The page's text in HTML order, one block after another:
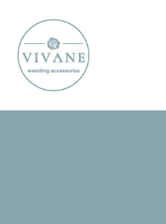
content